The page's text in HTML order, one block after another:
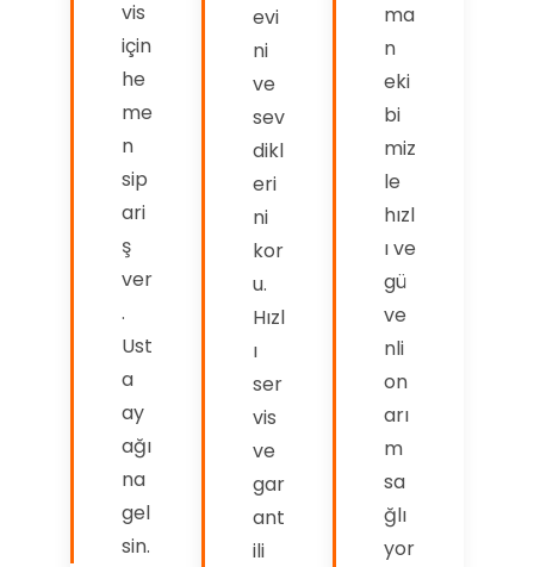
vis
için
he
me
n
sip
ari
ş
ver
.
Ust
a
ay
ağı
na
gel
sin.
evi
ni
ve
sev
dikl
eri
ni
kor
u.
Hızl
ı
ser
vis
ve
gar
ant
ili
ma
n
eki
bi
miz
le
hızl
ı ve
gü
ve
nli
on
arı
m
sa
ğlı
yor